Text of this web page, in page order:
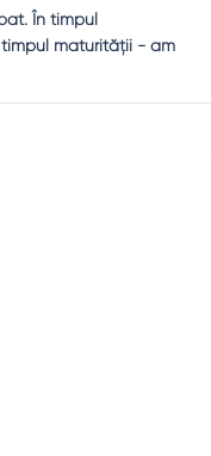
În timpul
maturităţii - am